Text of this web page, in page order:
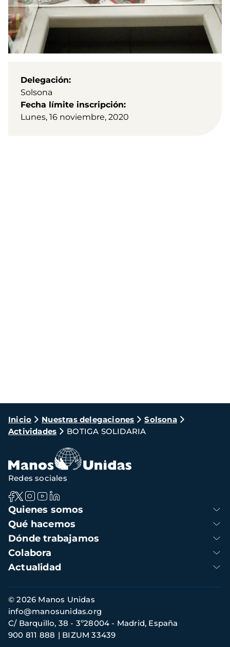
Delegación
Solsona
Fecha límite inscripción
Lunes, 16 noviembre, 2020
Ruta
de
navegación
Inicio Nuestras delegaciones
Solsona
Actividades
BOTIGA SOLIDARIA
Navegación
principal
Quienes somos
Qué hacemos
Dónde trabajamos
Colabora
Actualidad
Redes sociales
Información
de
contacto
© 2026 Manos Unidas
C/ Barquillo, 38 - 3º28004 - Madrid, España
900 811 888
BIZUM 33439
info@manosunidas.org